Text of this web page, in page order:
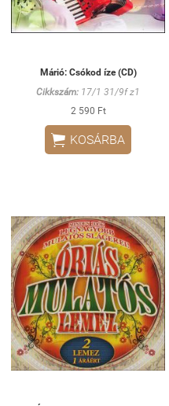
Márió: Csókod íze (CD)
Cikkszám: 17/1 31/9f z1
2 590 Ft
 KOSÁRBA